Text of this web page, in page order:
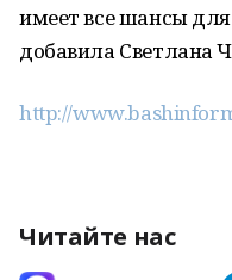
имеет все шансы для
добавила Светлана
http://
Читайте нас